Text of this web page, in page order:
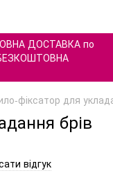
ДОСТАВКА по
БЕЗКОШТОВНА
фіксатор для
брів
відгук